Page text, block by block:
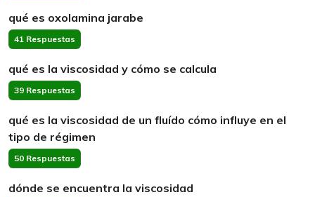
qué es oxolamina jarabe
41 Respuestas
qué es la viscosidad y cómo se calcula
39 Respuestas
qué es la viscosidad de un fluído cómo influye en el
tipo de régimen
50 Respuestas
dónde se encuentra la viscosidad